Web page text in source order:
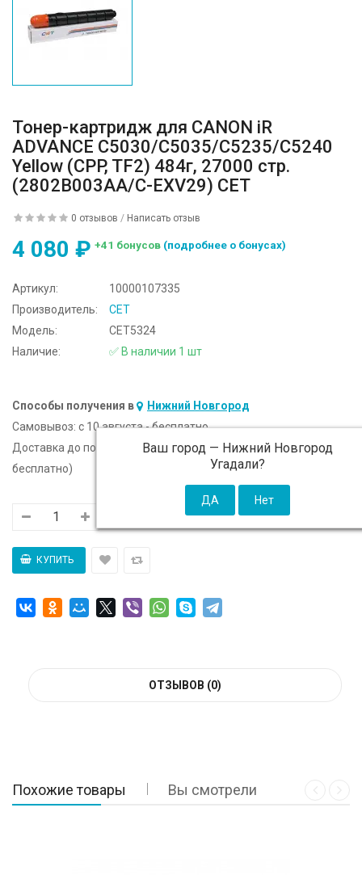
Тонер-картридж для CANON iR
ADVANCE C5030/C5035/C5235/C5240
Yellow (CPP, TF2) 484г, 27000 стр.
(2802B003AA/C-EXV29) CET
0 отзывов / Написать отзыв
4 080 ₽ +41 бонусов (подробнее о бонусах)
Артикул:
10000107335
Производитель:
CET
Модель:
CET5324
Наличие:
✅ В наличии 1 шт
Способы получения в Нижний Новгород
Ваш город — Нижний Новгород
Угадали?
Самовывоз: c 10 августа - бесплатно
Доставка до подъезда:
c 10 августа - 300 ₽ (от 5 000 ₽
бесплатно)
ОТЗЫВОВ (0)
Похожие товары Вы смотрели